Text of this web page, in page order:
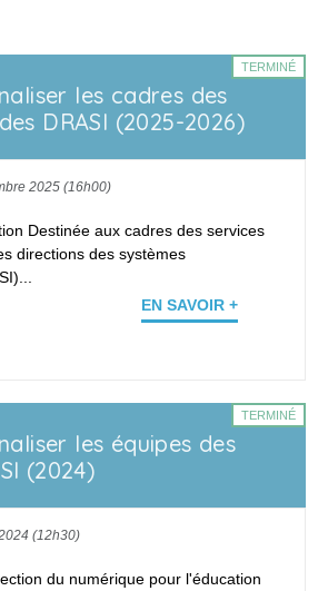
les cadres des
DRASI (2025-2026)
TERMINÉ
2025 (16h00)
Destinée aux cadres des services
directions des systèmes
EN SAVOIR +
les équipes des
(2024)
TERMINÉ
(12h30)
du numérique pour l'éducation